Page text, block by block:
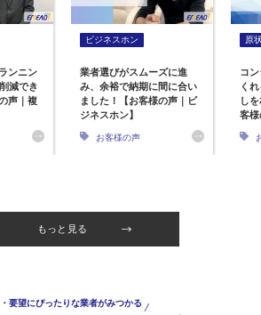
ンニン
減でき
声｜複
ビジネスホン
業者選びがスムーズに進
み、余裕で納期に間に合い
ました！【お客様の声｜ビ
ジネスホン】
お客様の声
原
コ
く
し
客
もっと見る
要望にぴったりな業者がみつかる